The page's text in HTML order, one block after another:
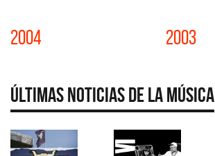
2004 2003
Últimas Noticias de la Música